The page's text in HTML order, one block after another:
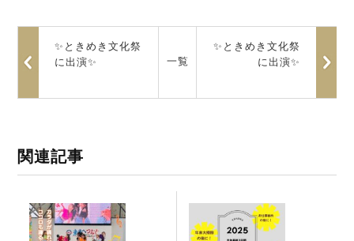
✨ときめき文化祭
に出演✨
一覧
✨ときめき文化祭
に出演✨
関連記事